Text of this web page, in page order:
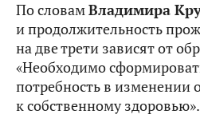
По словамВладимира
и продолжительность
на две трети зависят от
«Необходимо
потребность в изменении
к собственному здоровью».